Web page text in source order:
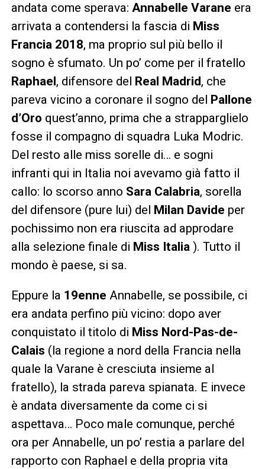
andata come sperava: Annabelle Varane era
arrivata a contendersi la fascia di Miss
Francia 2018, ma proprio sul più bello il
sogno è sfumato. Un po’ come per il fratello
Raphael , difensore del Real Madrid, che
pareva vicino a coronare il sogno del
Pallone
d’Oro quest’anno, prima che a strapparglielo
fosse il compagno di squadra Luka Modric.
Del resto alle miss sorelle di… e sogni
infranti qui in Italia noi avevamo già fatto il
callo: lo scorso anno Sara Calabria, sorella
del difensore (pure lui) del
Milan Davide per
pochissimo non era riuscita ad approdare
alla selezione finale di Miss Italia). Tutto il
mondo è paese, si sa.
Eppure la 19enne Annabelle, se possibile, ci
era andata perfino più vicino: dopo aver
conquistato il titolo di Miss Nord-Pas-de-
Calais (la regione a nord della Francia nella
quale la Varane è cresciuta insieme al
fratello), la strada pareva spianata. E invece
è andata diversamente da come ci si
aspettava… Poco male comunque, perché
ora per Annabelle, un po’ restia a parlare del
rapporto con Raphael e della propria vita